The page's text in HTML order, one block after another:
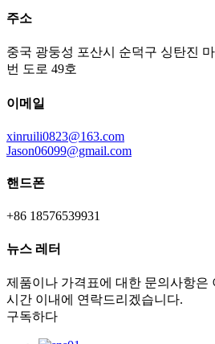
주소
중국 광둥성 포산시 순덕구 싱탄진
번 도로 49호
이메일
xinruili0823@163.com
Jason06099@gmail.com
핸드폰
+86 18576539931
뉴스 레터
제품이나 가격표에 대한 문의사항은
시간 이내에 연락드리겠습니다.
구독하다